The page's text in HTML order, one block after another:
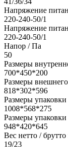
Напряжение
220-240-50/1
Напряжение
220-240-50/1
Напор / Па
50
Размеры
700*450*200
Размеры
818*302*596
Размеры
1008*568*275
Размеры
948*420*645
Вес нетто /
19/23